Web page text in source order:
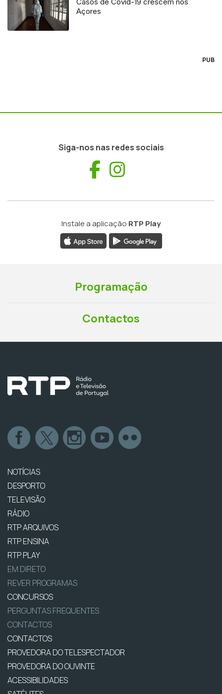
Açores
PUB
Siga-nos nas redes sociais
Facebook
Instale a aplicação RTP Play
Programação
Contactos
NOTÍCIAS
DESPORTO
TELEVISÃO
RÁDIO
RTP ARQUIVOS
RTP ENSINA
RTP PLAY
EM DIRETO
REVER PROGRAMAS
CONCURSOS
PERGUNTAS FREQUENTES
CONTACTOS
CONTACTOS
PROVEDORA DO TELESPECTADOR
PROVEDORA DO OUVINTE
ACESSIBILIDADES